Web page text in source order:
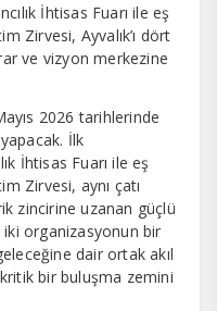
İhtisas Fuarı ile eş
Zirvesi, Ayvalık’ı dört
ve vizyon merkezine
2026 tarihlerinde
İlk
İhtisas Fuarı ile eş
Zirvesi, aynı çatı
zincirine uzanan güçlü
organizasyonun bir
dair ortak akıl
bir buluşma zemini